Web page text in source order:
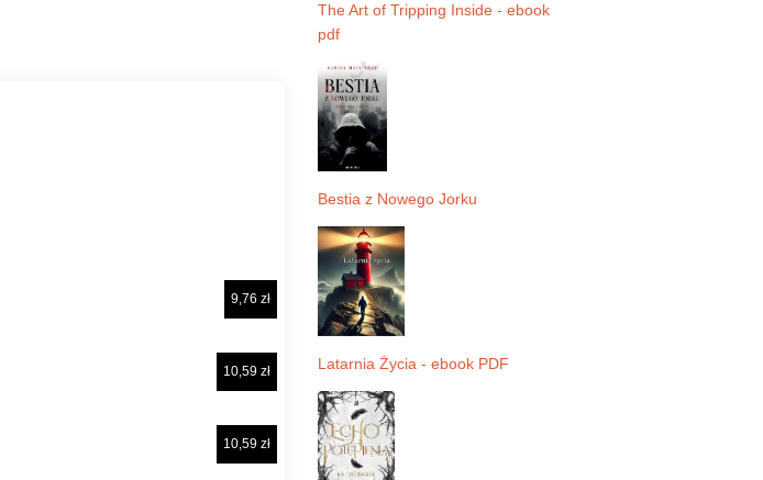
The Art of Tripping Inside - ebook
pdf
Bestia z Nowego Jorku
Latarnia Życia - ebook PDF